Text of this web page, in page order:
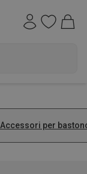
Accessori per